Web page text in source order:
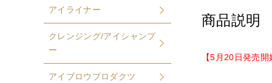
商品説明
【5月20日発売開
アイライナー
クレンジング/アイシャンプ
ー
アイブロウプロダクツ